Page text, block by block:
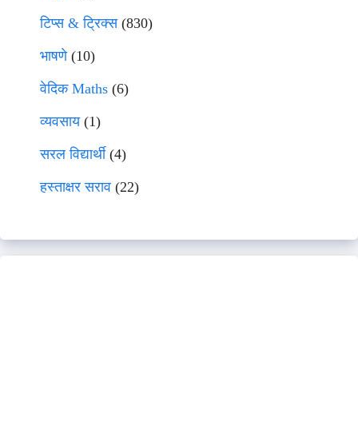
टिप्स & ट्रिक्स(830)
भाषणे(10)
वेदिक Maths (6)
व्यवसाय(1)
सरल विद्यार्थी(4)
हस्ताक्षर सराव (22)